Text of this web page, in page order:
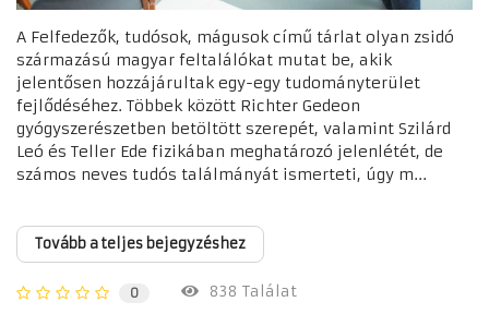
A Felfedezők, tudósok, mágusok című tárlat olyan zsidó
származású magyar feltalálókat mutat be, akik
jelentősen hozzájárultak egy-egy tudományterület
fejlődéséhez. Többek között Richter Gedeon
gyógyszerészetben betöltött szerepét, valamint Szilárd
Leó és Teller Ede fizikában meghatározó jelenlétét, de
számos neves tudós találmányát ismerteti, úgy m...
Tovább a teljes bejegyzéshez
0
838 Találat